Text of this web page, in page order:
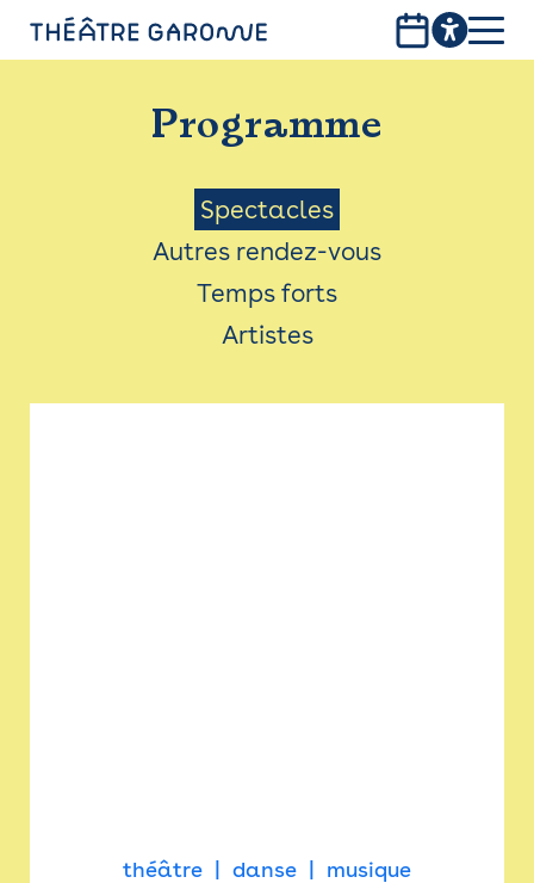
PROGRAMME
INFOS PRATIQUES
AVEC LES PUBLICS
ACCESSIBILITÉ
LES PRODUCTIONS
Programme
Menu
Saison
Spectacles
Autres rendez-vous
Temps forts
Artistes
théâtre danse musique